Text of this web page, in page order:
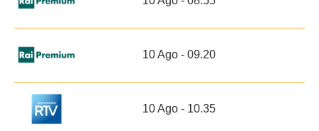
10 Ago - 09.20
10 Ago - 10.35